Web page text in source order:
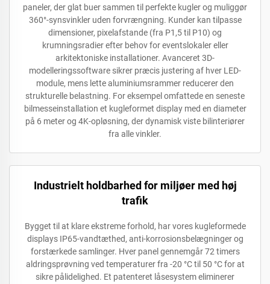
paneler, der glat buer sammen til perfekte kugler og muliggør
360°-synsvinkler uden forvrængning. Kunder kan tilpasse
dimensioner, pixelafstande (fra P1,5 til P10) og
krumningsradier efter behov for eventslokaler eller
arkitektoniske installationer. Avanceret 3D-
modelleringssoftware sikrer præcis justering af hver LED-
module, mens lette aluminiumsrammer reducerer den
strukturelle belastning. For eksempel omfattede en seneste
bilmesseinstallation et kugleformet display med en diameter
på 6 meter og 4K-opløsning, der dynamisk viste bilinteriører
fra alle vinkler.
Industrielt holdbarhed for miljøer med høj
trafik
Bygget til at klare ekstreme forhold, har vores kugleformede
displays IP65-vandtæthed, anti-korrosionsbelægninger og
forstærkede samlinger. Hver panel gennemgår 72 timers
aldringsprøvning ved temperaturer fra -20 °C til 50 °C for at
sikre pålidelighed. Et patenteret låsesystem eliminerer